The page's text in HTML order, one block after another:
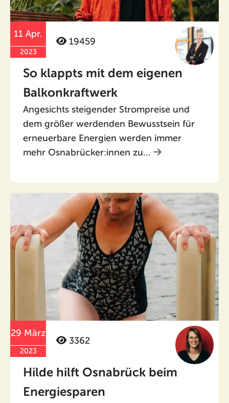
11 Apr.
2023
19459
So klappts mit dem eigenen
Balkonkraftwerk
Angesichts steigender Strompreise und
dem größer werdenden Bewusstsein für
erneuerbare Energien werden immer
mehr Osnabrücker:innen zu...
29 März
2023
3362
Hilde hilft Osnabrück beim
Energiesparen